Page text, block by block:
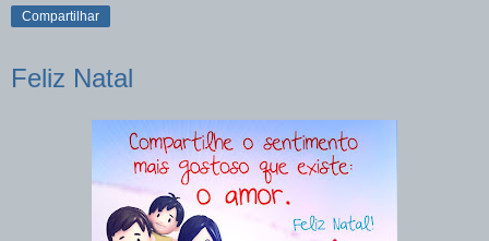
Compartilhar
Feliz Natal